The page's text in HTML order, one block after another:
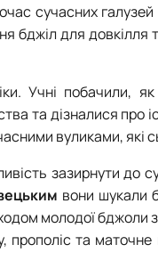
сучасних галузей
бджіл для
Учні побачили,
та дізналися про
вуликами, які
зазирнути до
вони шукали
молодої бджоли
та